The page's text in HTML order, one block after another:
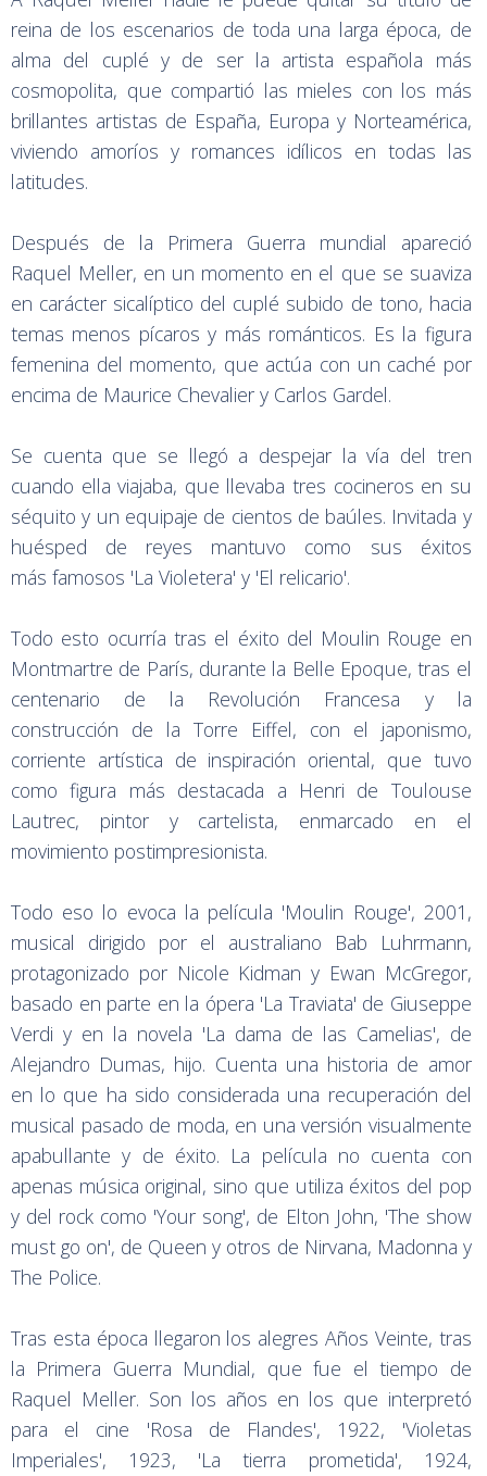
reina de los escenarios de toda una larga época, de
alma del cuplé y de ser la artista española más
cosmopolita, que compartió las mieles con los más
brillantes artistas de España, Europa y Norteamérica,
viviendo amoríos y romances idílicos en todas las
latitudes.
Después de la Primera Guerra mundial apareció
Raquel Meller, en un momento en el que se suaviza
en carácter sicalíptico del cuplé subido de tono, hacia
temas menos pícaros y más románticos. Es la figura
femenina del momento, que actúa con un caché por
encima de Maurice Chevalier y Carlos Gardel.
Se cuenta que se llegó a despejar la vía del tren
cuando ella viajaba, que llevaba tres cocineros en su
séquito y un equipaje de cientos de baúles. Invitada y
huésped de reyes mantuvo como sus éxitos
más famosos 'La Violetera' y 'El relicario'.
Todo esto ocurría tras el éxito del Moulin Rouge en
Montmartre de París, durante la Belle Epoque, tras el
centenario de la Revolución Francesa y la
construcción de la Torre Eiffel, con el japonismo,
corriente artística de inspiración oriental, que tuvo
como figura más destacada a Henri de Toulouse
Lautrec, pintor y cartelista, enmarcado en el
movimiento postimpresionista.
Todo eso lo evoca la película 'Moulin Rouge', 2001,
musical dirigido por el australiano Bab Luhrmann,
protagonizado por Nicole Kidman y Ewan McGregor,
basado en parte en la ópera 'La Traviata' de Giuseppe
Verdi y en la novela 'La dama de las Camelias', de
Alejandro Dumas, hijo. Cuenta una historia de amor
en lo que ha sido considerada una recuperación del
musical pasado de moda, en una versión visualmente
apabullante y de éxito. La película no cuenta con
apenas música original, sino que utiliza éxitos del pop
y del rock como 'Your song', de Elton John, 'The show
must go on', de Queen y otros de Nirvana, Madonna y
The Police.
Tras esta época llegaron los alegres Años Veinte, tras
la Primera Guerra Mundial, que fue el tiempo de
Raquel Meller. Son los años en los que interpretó
para el cine 'Rosa de Flandes', 1922, 'Violetas
Imperiales', 1923, 'La tierra prometida', 1924,